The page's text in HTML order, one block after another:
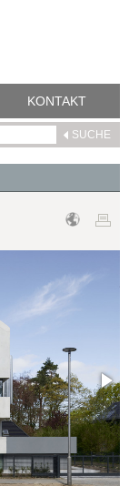
KONTAKT